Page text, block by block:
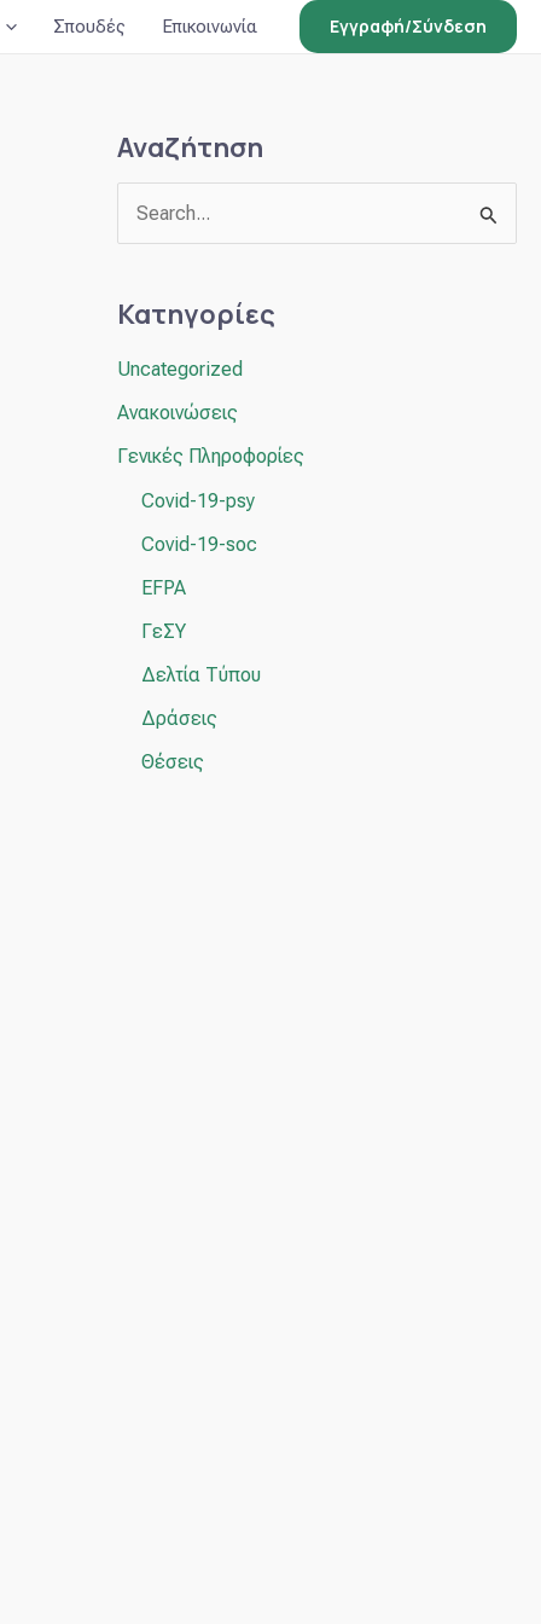
Σπουδές Επικοινωνία Εγγραφή/Σύνδεση
Αναζήτηση
ή
τ
η
Κατηγορίες
Uncategorized
Ανακοινώσεις
Γενικές Πληροφορίες
Covid-19-psy
Covid-19-soc
EFPA
ΓεΣΥ
Δελτία Τύπου
Δράσεις
Θέσεις